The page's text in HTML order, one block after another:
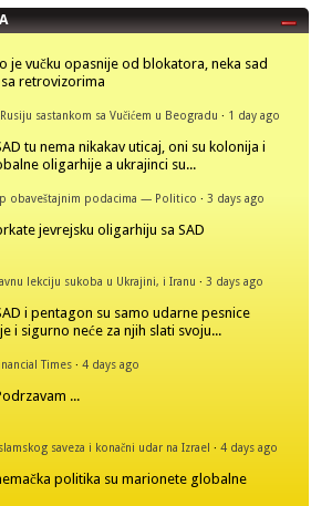
je vučku opasnije od blokatora, neka sad
retrovizorima
sastankom sa Vučićem u Beogradu · 1 day ago
tu nema nikakav uticaj, oni su kolonija i
oligarhije a ukrajinci su...
obaveštajnim podacima — Politico ·3 days ago
jevrejsku oligarhiju sa SAD
lekciju sukoba u Ukrajini, i Iranu ·3 days ago
i pentagon su samo udarne pesnice
i sigurno neće za njih slati svoju...
Times ·4 days ago
...
saveza i konačni udar na Izrael ·4 days ago
politika su marionete globalne